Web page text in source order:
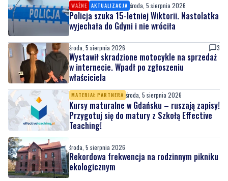
WAŻNE AKTUALIZACJA środa, 5 sierpnia 2026
Policja szuka 15-letniej Wiktorii. Nastolatka
wyjechała do Gdyni i nie wróciła
środa, 5 sierpnia 2026 3
Wystawił skradzione motocykle na sprzedaż
w internecie. Wpadł po zgłoszeniu
właściciela
MATERIAŁ PARTNERA środa, 5 sierpnia 2026
Kursy maturalne w Gdańsku – ruszają zapisy!
Przygotuj się do matury z Szkołą Effective
Teaching!
środa, 5 sierpnia 2026
Rekordowa frekwencja na rodzinnym pikniku
ekologicznym